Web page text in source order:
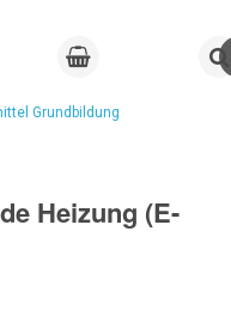
Grundbildung
Heizung (E-